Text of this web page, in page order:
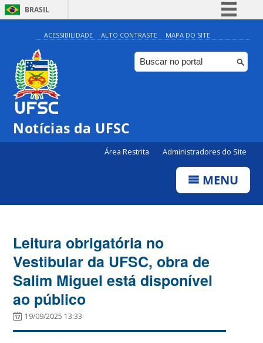
BRASIL
Simplifique!
Comunica BR
Participe
ACESSIBILIDADE ALTO CONTRASTE MAPA DO SITE
Notícias da UFSC
Área Restrita Administradores do Site
MENU
Leitura obrigatória no
Vestibular da UFSC, obra de
Salim Miguel está disponível
ao público
19/09/2025 13:33